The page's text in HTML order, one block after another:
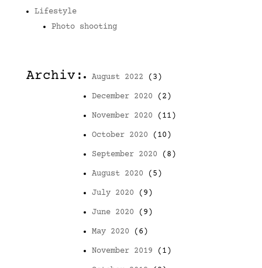
Lifestyle
Photo shooting
Archiv: August 2022 (3)
December 2020 (2)
November 2020 (11)
October 2020 (10)
September 2020 (8)
August 2020 (5)
July 2020 (9)
June 2020 (9)
May 2020 (6)
November 2019 (1)